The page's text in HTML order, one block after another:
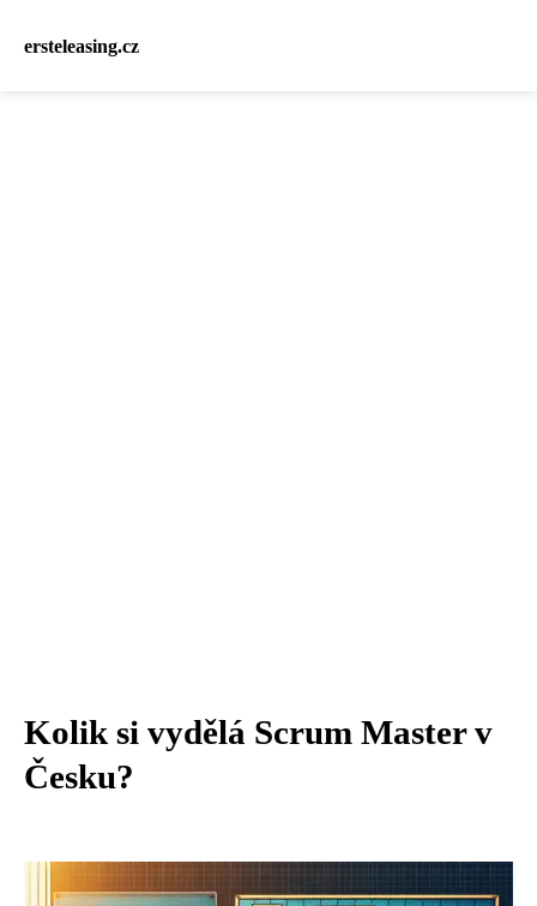
ersteleasing.cz
Kolik si vydělá Scrum Master v
Česku?